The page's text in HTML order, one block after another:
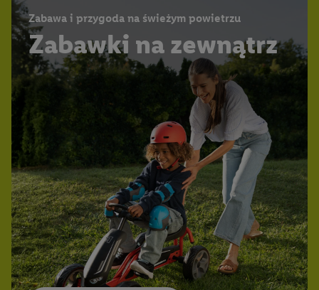
Zabawa i przygoda na świeżym powietrzu
Zabawki na zewnątrz